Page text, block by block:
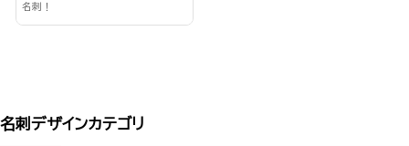
名刺！
名刺デザインカテゴリ